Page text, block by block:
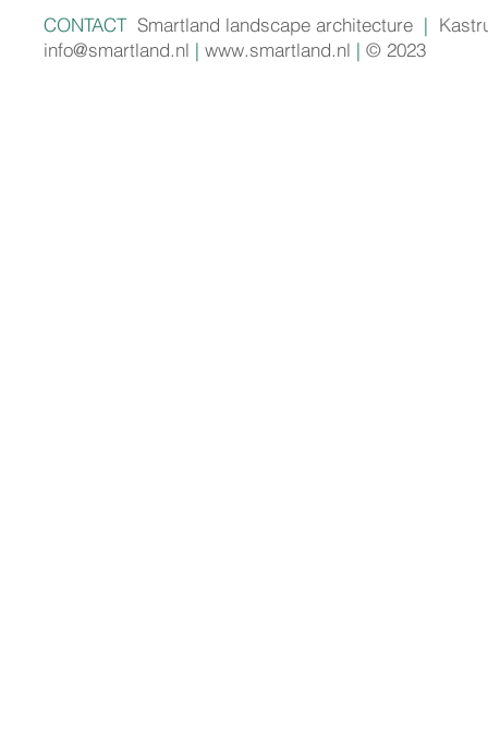
CONTACTSmartland landscape architecture |
info@smartland.nl | www.smartland.nl | © 2023